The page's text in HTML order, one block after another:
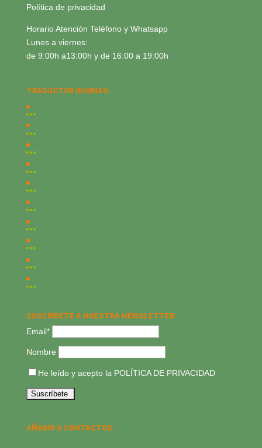
Política de privacidad
Horario Atención Teléfono y Whatsapp
Lunes a viernes:
de 9:00h a13:00h y de 16:00 a 19:00h
TRADUCTOR IDIOMAS:
SUSCRÍBETE A NUESTRA NEWSLETTER:
Email*
Nombre
He leído y acepto la POLÍTICA DE PRIVACIDAD
AÑADIR A CONTACTOS: